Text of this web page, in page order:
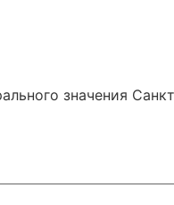
значения